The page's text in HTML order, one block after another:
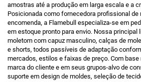
amostras até a produção em larga escala e a
Posicionada como fornecedora profissional
encomenda, a Flamebull especializa-se em
em estoque pronto para envio. Nossa principal
moletom com capuz masculino, calças de
e shorts, todos passíveis de adaptação
mercados, estilos e faixas de preço. Com
marca do cliente e em seus grupos-alvo de
suporte em design de moldes, seleção de